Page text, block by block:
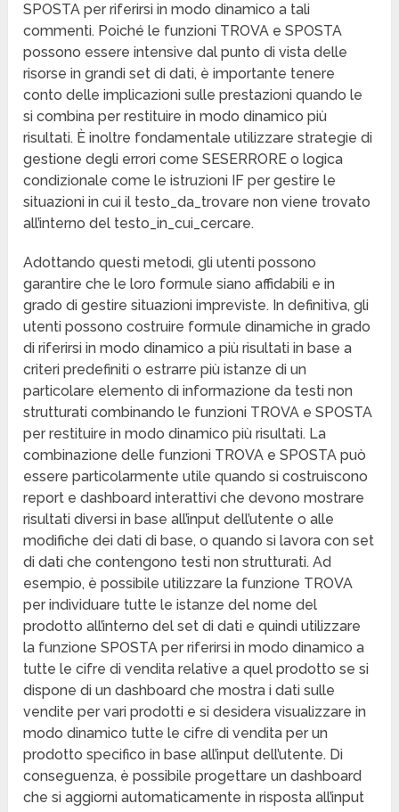
SPOSTA per riferirsi in modo dinamico a tali
commenti. Poiché le funzioni TROVA e SPOSTA
possono essere intensive dal punto di vista delle
risorse in grandi set di dati, è importante tenere
conto delle implicazioni sulle prestazioni quando le
si combina per restituire in modo dinamico più
risultati. È inoltre fondamentale utilizzare strategie di
gestione degli errori come SESERRORE o logica
condizionale come le istruzioni IF per gestire le
situazioni in cui il testo_da_trovare non viene trovato
all’interno del testo_in_cui_cercare.
Adottando questi metodi, gli utenti possono
garantire che le loro formule siano affidabili e in
grado di gestire situazioni impreviste. In definitiva, gli
utenti possono costruire formule dinamiche in grado
di riferirsi in modo dinamico a più risultati in base a
criteri predefiniti o estrarre più istanze di un
particolare elemento di informazione da testi non
strutturati combinando le funzioni TROVA e SPOSTA
per restituire in modo dinamico più risultati. La
combinazione delle funzioni TROVA e SPOSTA può
essere particolarmente utile quando si costruiscono
report e dashboard interattivi che devono mostrare
risultati diversi in base all’input dell’utente o alle
modifiche dei dati di base, o quando si lavora con set
di dati che contengono testi non strutturati. Ad
esempio, è possibile utilizzare la funzione TROVA
per individuare tutte le istanze del nome del
prodotto all’interno del set di dati e quindi utilizzare
la funzione SPOSTA per riferirsi in modo dinamico a
tutte le cifre di vendita relative a quel prodotto se si
dispone di un dashboard che mostra i dati sulle
vendite per vari prodotti e si desidera visualizzare in
modo dinamico tutte le cifre di vendita per un
prodotto specifico in base all’input dell’utente. Di
conseguenza, è possibile progettare un dashboard
che si aggiorni automaticamente in risposta all’input